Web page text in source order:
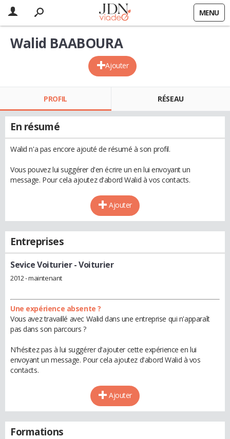
MENU
Ajouter
Walid BAABOURA
PROFIL RÉSEAU
En résumé
Walid n'a pas encore ajouté de résumé à son profil.
Vous pouvez lui suggérer d'en écrire un en lui envoyant un
message. Pour cela ajoutez d'abord Walid à vos contacts.
Ajouter
Entreprises
Sevice Voiturier- Voiturier
2012 - maintenant
Une expérience absente ?
Vous avez travaillé avec Walid dans une entreprise qui n'apparaît
pas dans son parcours ?
N'hésitez pas à lui suggérer d'ajouter cette expérience en lui
envoyant un message. Pour cela ajoutez d'abord Walid à vos
contacts.
Ajouter
Formations